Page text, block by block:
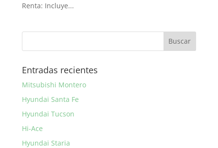
Renta: Incluye...
Entradas recientes
Mitsubishi Montero
Hyundai Santa Fe
Hyundai Tucson
Hi-Ace
Hyundai Staria